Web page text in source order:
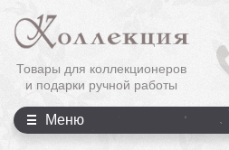
Товары для коллекционеров
и подарки ручной работы
Меню